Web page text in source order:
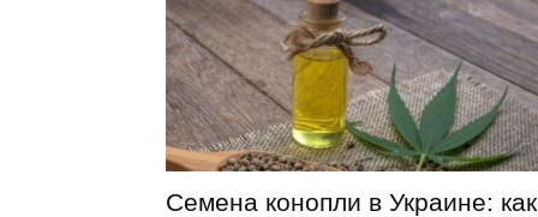
Семена конопли в Украине: как